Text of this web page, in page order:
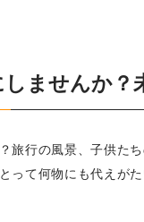
ませんか
行の風景、子供た
て何物にも代えが